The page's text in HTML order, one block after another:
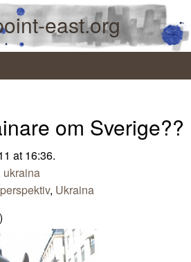
east.org
om Sverige??
at 16:36.
ukraina
, Ukraina